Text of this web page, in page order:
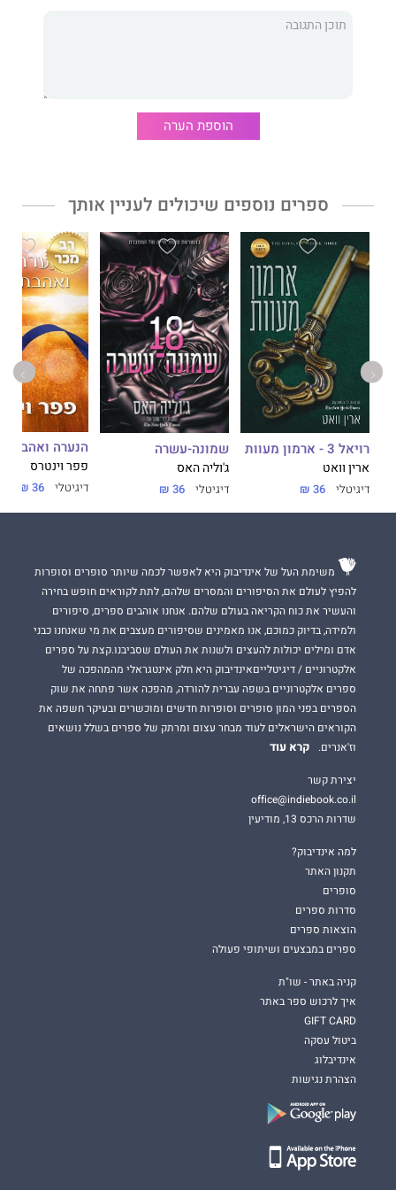
הוספת הערה
ספרים נוספים שיכולים לעניין אותך
רויאל 3 - ארמון מעוות
ארין וואט
דיגיטלי 36 ₪
שמונה-עשרה
ג'וליה האס
דיגיטלי 36 ₪
הנערה ואהבתה
פפר וינטרס
דיגיטלי 36 ₪
משימת העל של אינדיבוק היא לאפשר לכמה שיותר סופרים וסופרות
להפיץ לעולם את הסיפורים והמסרים שלהם, לתת לקוראים חופש בחירה
והעשיר את כוח הקריאה בעולם שלהם. אנחנו אוהבים ספרים, סיפורים
ולמידה, בדיוק כמוכם, אנו מאמינים שסיפורים מעצבים את מי שאנחנו כבני
אדם ומילים יכולות להעצים ולשנות את העולם שסביבנו.קצת על ספרים
אלקטרוניים / דיגיטלייםאינדיבוק היא חלק אינטגראלי מהמהפכה של
ספרים אלקטרוניים בשפה עברית להורדה, מהפכה אשר פתחה את שוק
הספרים בפני המון סופרים וסופרות חדשים ומוכשרים ובעיקר חשפה את
הקוראים הישראלים לעוד מבחר עצום ומרתק של ספרים בשלל נושאים
וז'אנרים.
קרא עוד
יצירת קשר
office@indiebook.co.il
שדרות הרכס 13, מודיעין
למה אינדיבוק?
תקנון האתר
סופרים
סדרות ספרים
הוצאות ספרים
ספרים במבצעים ושיתופי פעולה
קניה באתר - שו"ת
איך לרכוש ספר באתר
GIFT CARD
ביטול עסקה
אינדיבלוג
הצהרת נגישות